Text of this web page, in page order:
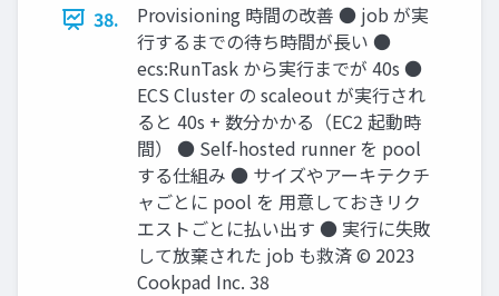
38.
Provisioning 時間の改善 ● job が実
行するまでの待ち時間が長い ●
ecs:RunTask から実行までが 40s ●
ECS Cluster の scaleout が実行され
ると 40s + 数分かかる（EC2 起動時
間） ● Self-hosted runner を pool
する仕組み ● サイズやアーキテクチ
ャごとに pool を 用意しておきリク
エストごとに払い出す ● 実行に失敗
して放棄された job も救済 © 2023
Cookpad Inc. 38